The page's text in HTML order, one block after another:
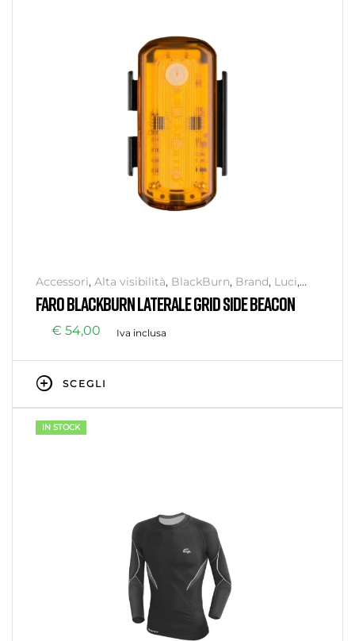
Accessori, Alta visibilità, BlackBurn, Brand, Luci,
Senza categoria,Sicurezza
FARO BLACKBURN LATERALE GRID SIDE BEACON
€ 54,00 Iva inclusa
SCEGLI
IN STOCK